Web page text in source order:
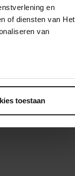
en
of diensten van Het
van
toestaan